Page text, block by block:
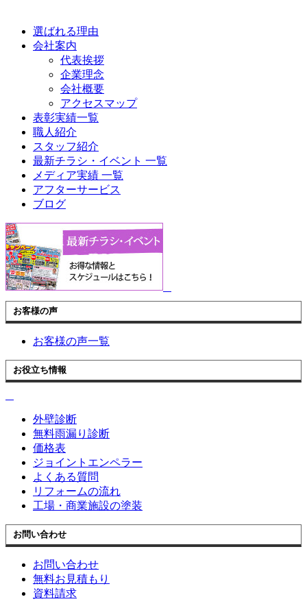
選ばれる理由
会社案内
代表挨拶
企業理念
会社概要
アクセスマップ
表彰実績一覧
職人紹介
スタッフ紹介
最新チラシ・イベント 一覧
メディア実績 一覧
アフターサービス
ブログ
お客様の声
お客様の声一覧
お役立ち情報
外壁診断
無料雨漏り診断
価格表
ジョイントエンペラー
よくある質問
リフォームの流れ
工場・商業施設の塗装
お問い合わせ
お問い合わせ
無料お見積もり
資料請求